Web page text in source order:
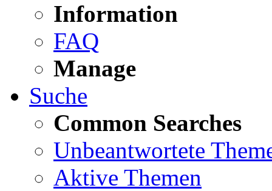
Information
FAQ
Manage
Suche
Common Searches
Unbeantwortete
Aktive Themen